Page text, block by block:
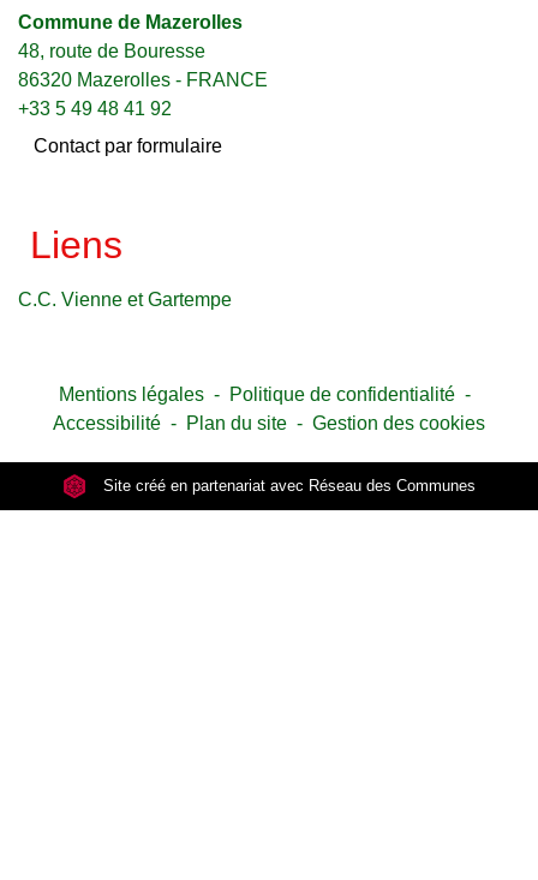
Commune de Mazerolles
48, route de Bouresse
86320 Mazerolles - FRANCE
+33 5 49 48 41 92
Contact par formulaire
Liens
C.C. Vienne et Gartempe
Mentions légales - Politique de confidentialité -
Accessibilité - Plan du site - Gestion des cookies
Site créé en partenariat avec Réseau des Communes